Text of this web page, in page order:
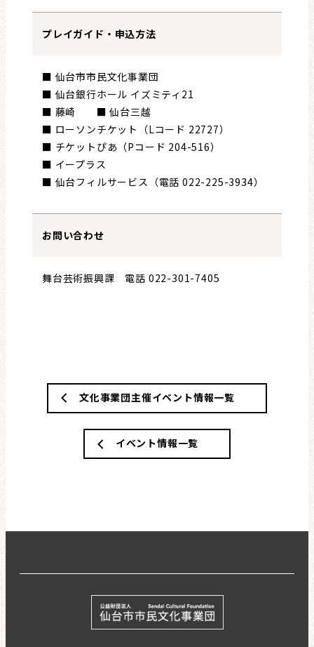
プレイガイド・申込方法
■ 仙台市市民文化事業団
■ 仙台銀行ホール イズミティ21
■ 藤崎 ■ 仙台三越
■ ローソンチケット（Lコード 22727）
■ チケットぴあ（Pコード 204-516）
■ イープラス
■ 仙台フィルサービス（電話 022-225-3934）
お問い合わせ
舞台芸術振興課 電話 022-301-7405
文化事業団主催イベント情報一覧
イベント情報一覧